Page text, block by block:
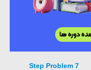
7 Step Problem